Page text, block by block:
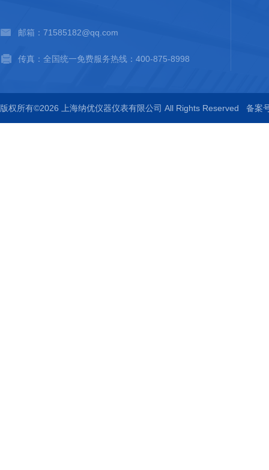
邮箱：71585182@qq.com
传真：全国统一免费服务热线：400-875-8998
版权所有©2026 上海纳优仪器仪表有限公司 All Rights Reserved 备案